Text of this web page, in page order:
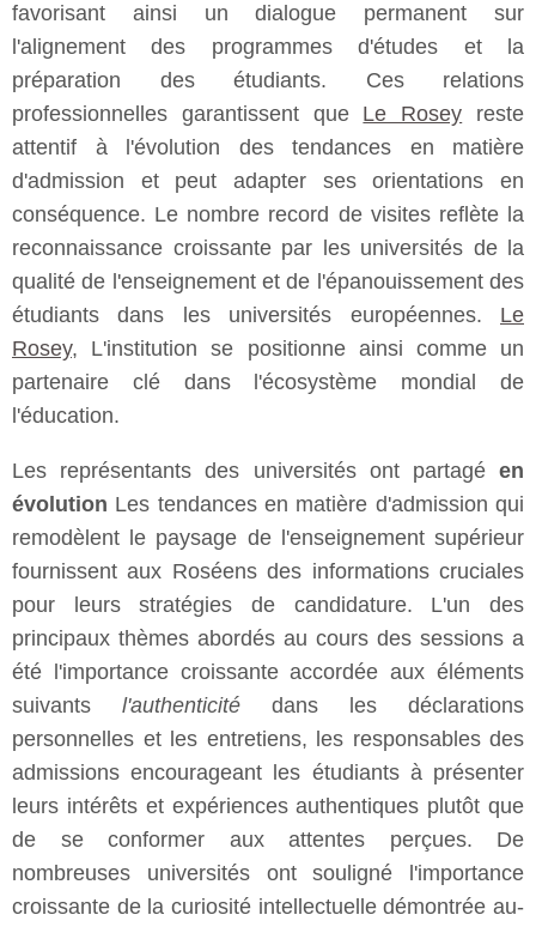
favorisant ainsi un dialogue permanent sur
l'alignement des programmes d'études et la
préparation des étudiants. Ces relations
professionnelles garantissent que Le Rosey reste
attentif à l'évolution des tendances en matière
d'admission et peut adapter ses orientations en
conséquence. Le nombre record de visites reflète la
reconnaissance croissante par les universités de la
qualité de l'enseignement et de l'épanouissement des
étudiants dans les universités européennes. Le
Rosey, L'institution se positionne ainsi comme un
partenaire clé dans l'écosystème mondial de
l'éducation.
Les représentants des universités ont partagé en
évolution Les tendances en matière d'admission qui
remodèlent le paysage de l'enseignement supérieur
fournissent aux Roséens des informations cruciales
pour leurs stratégies de candidature. L'un des
principaux thèmes abordés au cours des sessions a
été l'importance croissante accordée aux éléments
suivants l'authenticité dans les déclarations
personnelles et les entretiens, les responsables des
admissions encourageant les étudiants à présenter
leurs intérêts et expériences authentiques plutôt que
de se conformer aux attentes perçues. De
nombreuses universités ont souligné l'importance
croissante de la curiosité intellectuelle démontrée au-